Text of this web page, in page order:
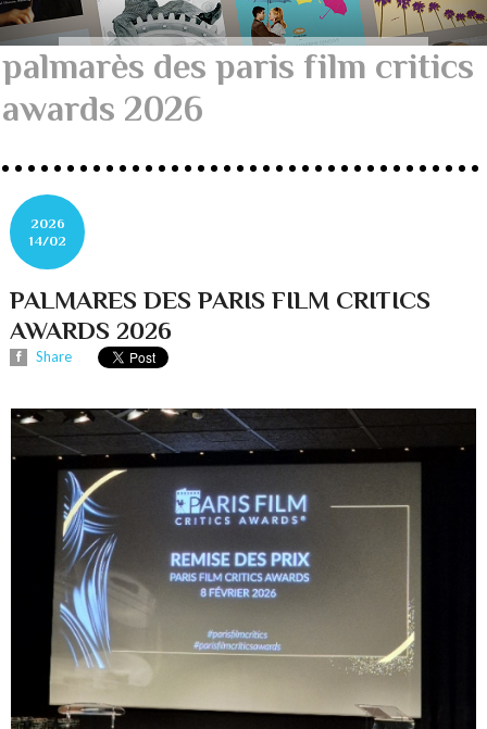
palmarès des paris film critics
awards 2026
2026
14/02
PALMARES DES PARIS FILM CRITICS
AWARDS 2026
Share